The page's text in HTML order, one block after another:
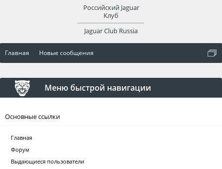
Главная Новые сообщения
Меню быстрой навигации
Основные ссылки
Главная
Форум
Выдающиеся пользователи
Российский Jaguar
Клуб
Jaguar Club Russia
оват